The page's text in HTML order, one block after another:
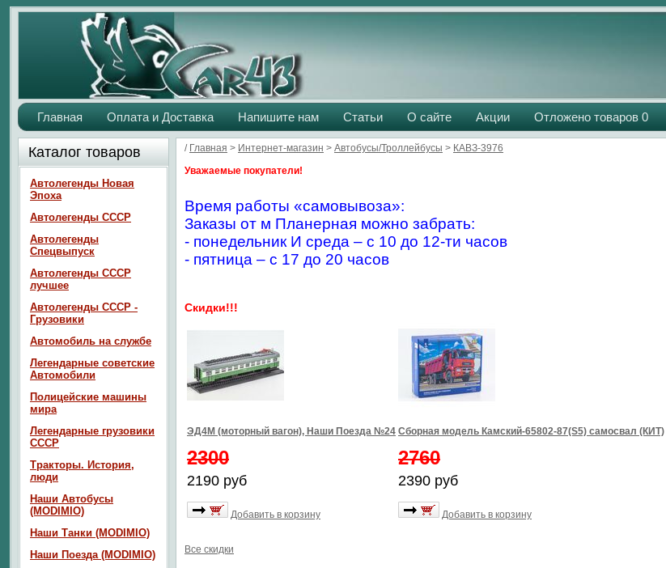
Главная Оплата и Доставка Напишите нам Статьи О сайте Акции Отложено товаров 0
/ Главная > Интернет-магазин > Автобусы/Троллейбусы > КАВЗ-3976
Уважаемые покупатели!
Время работы «самовывоза»:
Заказы от м Планерная можно забрать:
- понедельник И среда – с 10 до 12-ти часов
- пятница – с 17 до 20 часов
Скидки!!!
ЭД4М (моторный вагон), Наши Поезда №24
2300
2190 руб
Добавить в корзину
Сборная модель Камский-65802-87(S5) самосвал (КИТ)
2760
2390 руб
Добавить в корзину
Все скидки
Каталог товаров
Автолегенды Новая
Эпоха
Автолегенды СССР
Автолегенды
Спецвыпуск
Автолегенды СССР
лучшее
Автолегенды СССР -
Грузовики
Автомобиль на службе
Легендарные советские
Автомобили
Полицейские машины
мира
Легендарные грузовики
СССР
Тракторы. История,
люди
Наши Автобусы
(MODIMIO)
Наши Танки (MODIMIO)
Наши Поезда (MODIMIO)